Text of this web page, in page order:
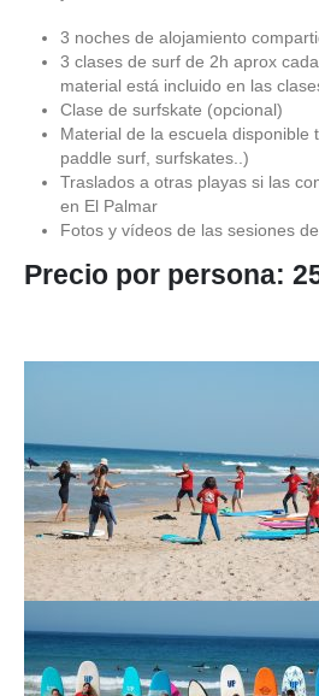
3 noches de alojamiento
3 clases de surf de 2h aprox
material está incluido en las
Clase de surfskate (opcional)
Material de la escuela disponible
paddle surf, surfskates..)
Traslados a otras playas si las
en El Palmar
Fotos y vídeos de las sesiones
Precio por persona: